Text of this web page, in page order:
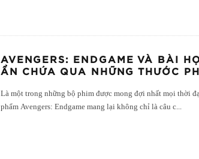
AVENGERS: ENDGAME VÀ BÀI
ẨN CHỨA QUA NHỮNG THƯỚC
Là một trong những bộ phim được mong đợi nhất mọi thời
phẩm Avengers: Endgame mang lại không chỉ là câu c...